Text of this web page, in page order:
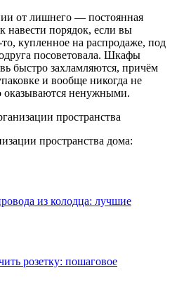
от лишнего — постоянная
навести порядок, если вы
купленное на распродаже, под
посоветовала. Шкафы
быстро захламляются, причём
и вообще никогда не
оказываются ненужными.
пространства дома:
из колодца: лучшие
розетку: пошаговое